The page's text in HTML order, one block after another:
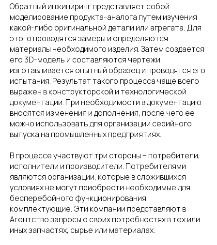
Обратный инжиниринг представляет собой
моделирование продукта-аналога путем изучения
какой-либо оригинальной детали или агрегата. Для
этого проводятся замеры и определяются
материалы необходимого изделия. Затем создается
его 3D-модель и составляются чертежи,
изготавливается опытный образец и проводятся его
испытания. Результат такого процесса чаще всего
выражен в конструкторской и технологической
документации. При необходимости в документацию
вносятся изменения и дополнения, после чего ее
можно использовать для организации серийного
выпуска на промышленных предприятиях.
В процессе участвуют три стороны – потребители,
исполнители и производители. Потребителями
являются организации, которые в сложившихся
условиях не могут приобрести необходимые для
бесперебойного функционирования
комплектующие. Эти компании представляют в
Агентство запросы о своих потребностях в тех или
иных запчастях, сырье или материалах.